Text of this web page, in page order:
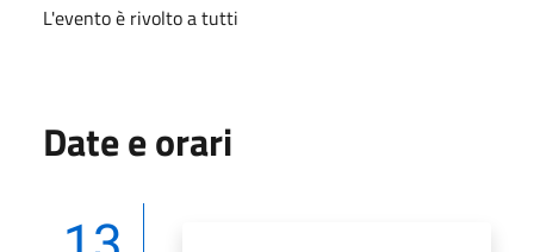
L'evento è rivolto a tutti
Date e orari